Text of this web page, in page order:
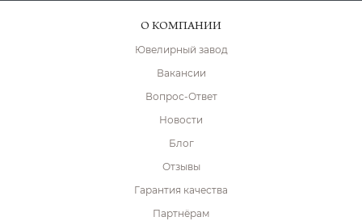
О КОМПАНИИ
Ювелирный завод
Вакансии
Вопрос-Ответ
Новости
Блог
Отзывы
Гарантия качества
Партнёрам